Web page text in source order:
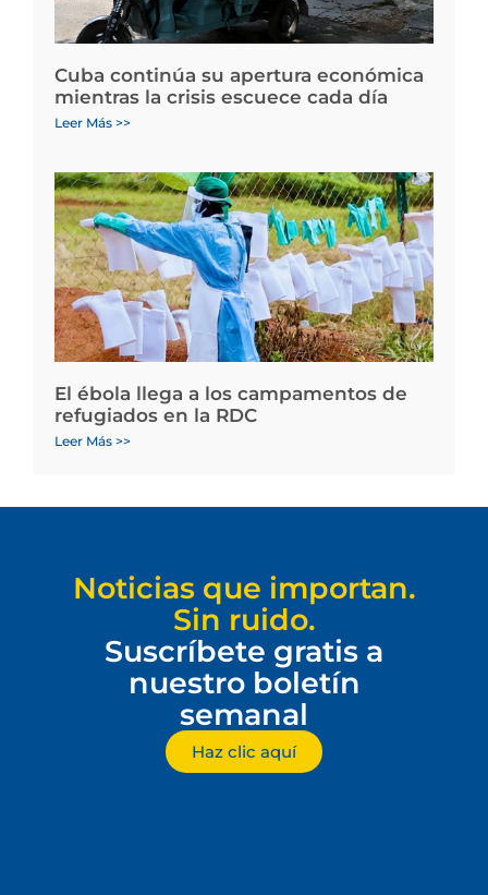
Cuba continúa su apertura económica
mientras la crisis escuece cada día
Leer Más >>
El ébola llega a los campamentos de
refugiados en la RDC
Leer Más >>
Noticias que importan.
Sin ruido.
Suscríbete gratis a
nuestro boletín
semanal
Haz clic aquí